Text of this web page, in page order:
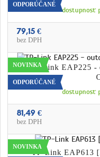
ODPORÚČANÉ
dostupnosť
79,15 €
bez DPH
NOVINKA
ODPORÚČANÉ
TP-Link EAP225 -
dostupnosť
81,49 €
bez DPH
NOVINKA
TP-Link EAP613